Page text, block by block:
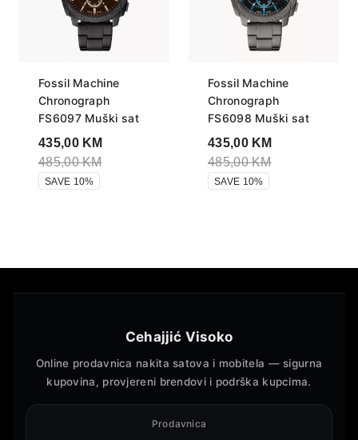
Fossil Machine
Chronograph
FS6097 Muški sat
435,00 KM
485,00KM
SAVE 10%
Fossil Machine
Chronograph
FS6098 Muški sat
435,00 KM
485,00KM
SAVE 10%
Cehajjić Visoko
Online prodavnica nakita satova i mobitela — sigurna
kupovina, provjereni brendovi i podrška kupcima.
Prodavnica